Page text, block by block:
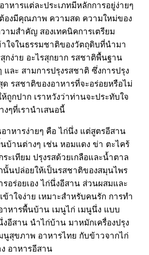
าหารแต่ละประเภทมีหลักการอยู่ง่ายๆ
องมีคุณภาพ ความสด ความใหม่ของ
ามสำคัญ สองเทคนิคการเตรียม
ใจในธรรมชาติของวัตถุดิบที่นำมา
กง่าย อะไรสุกยาก รสชาติพื้นฐาน
ละ สามการปรุงรสชาติ ซึ่งการปรุง
รสชาติของอาหารที่จะอร่อยหรือไม่
ถูกปาก เราหวังว่าท่านจะประทับใจ
ๆที่เรานำเสนอนี้
าหารง่ายๆ คือ ไก่นึ่ง แต่สูตรอีสาน
บ้านต่างๆ เช่น หอมแดง ข่า ตะไคร้
ะเทียม ปรุงรสด้วยเกลือและน้ำตาล
นปล่อยให้เป็นรสชาติของสมุนไพร
อร่อยเอง ไก่นึ่งอีสาน ส่วนผสมและ
าใจง่าย เหมาะสำหรับคนรัก การทำ
าหารพื้นบ้าน เมนูไก่ เมนูนึ่ง แบบ
อีสาน นำไก่บ้าน มาหมักเครื่องปรุง
นูสุขภาพ อาหารไทย กับข้าวจากไก่
อาหารอีสาน